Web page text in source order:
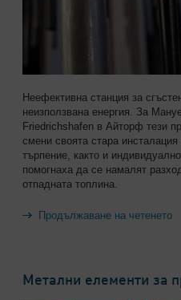
Неефективна станция за
неизползвана енергия. За
Friedrichshafen в Айторф тези
смени своята стара
търпение, както и
помогнаха да се намалят
отпадната топлина.
Продължаване на четенето
Метални елементи за